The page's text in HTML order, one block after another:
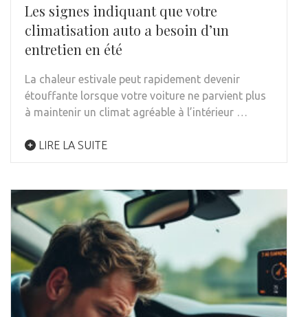
Les signes indiquant que votre
climatisation auto a besoin d’un
entretien en été
La chaleur estivale peut rapidement devenir
étouffante lorsque votre voiture ne parvient plus
à maintenir un climat agréable à l’intérieur …
LIRE LA SUITE